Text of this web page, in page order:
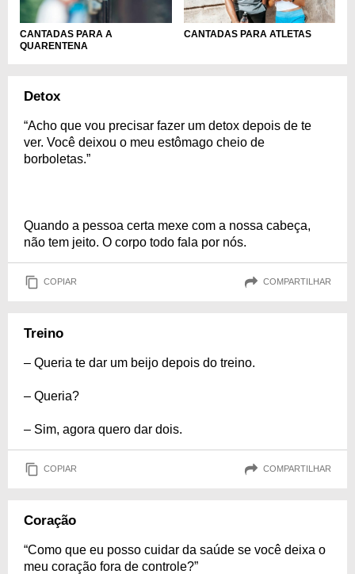
CANTADAS PARA A
QUARENTENA
CANTADAS PARA ATLETAS
Detox
“Acho que vou precisar fazer um detox depois de te
ver. Você deixou o meu estômago cheio de
borboletas.”
Quando a pessoa certa mexe com a nossa cabeça,
não tem jeito. O corpo todo fala por nós.
COPIAR COMPARTILHAR
Treino
– Queria te dar um beijo depois do treino.
– Queria?
– Sim, agora quero dar dois.
COPIAR COMPARTILHAR
Coração
“Como que eu posso cuidar da saúde se você deixa o
meu coração fora de controle?”